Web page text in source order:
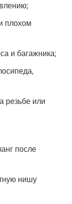
плохом
и багажника;
резьбе или
после
нишу